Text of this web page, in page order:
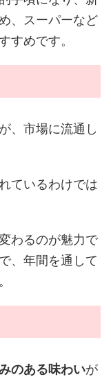
、スーパーなど
すめです。
、市場に流通し
ているわけでは
わるのが魅力で
、年間を通して
のある味わいが